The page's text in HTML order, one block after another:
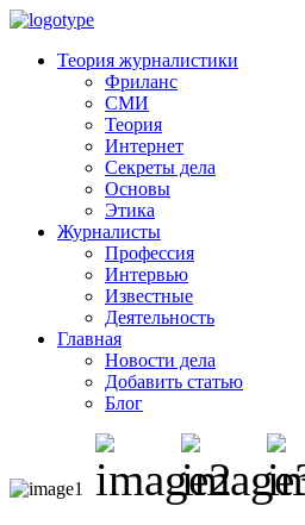
Теория журналистики
Фриланс
СМИ
Теория
Интернет
Секреты дела
Основы
Этика
Журналисты
Профессия
Интервью
Известные
Деятельность
Главная
Новости дела
Добавить статью
Блог